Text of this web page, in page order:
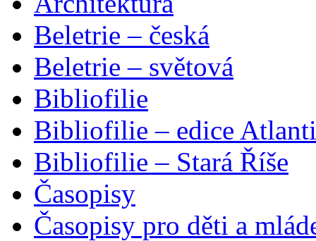
Beletrie – česká
Beletrie – světová
Bibliofilie
Bibliofilie – edice
Bibliofilie – Stará Říše
Časopisy
Časopisy pro děti a